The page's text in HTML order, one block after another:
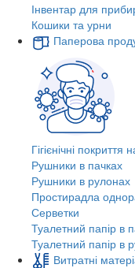
Інвентар для
Кошики та урни
Паперова
Гігієнічні покриття
Рушники в пачках
Рушники в рулонах
Простирадла
Серветки
Туалетний папір в
Туалетний папір в
Витратні